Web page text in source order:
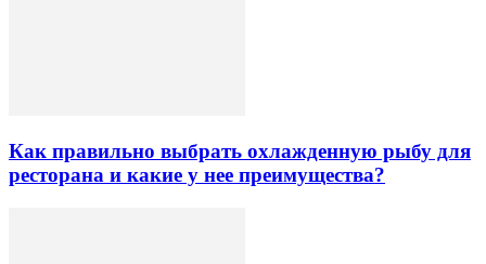
Как правильно выбрать охлажденную рыбу для
ресторана и какие у нее преимущества?